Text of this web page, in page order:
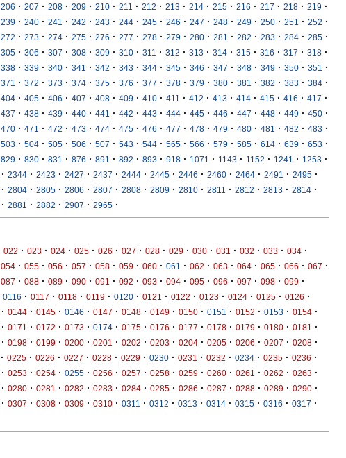
206 · 207 · 208 · 209 · 210 · 211 · 212 · 213 · 214 · 215 · 216 · 217 · 218 · 219 ·
239 · 240 · 241 · 242 · 243 · 244 · 245 · 246 · 247 · 248 · 249 · 250 · 251 · 252 ·
272 · 273 · 274 · 275 · 276 · 277 · 278 · 279 · 280 · 281 · 282 · 283 · 284 · 285 ·
305 · 306 · 307 · 308 · 309 · 310 · 311 · 312 · 313 · 314 · 315 · 316 · 317 · 318 ·
338 · 339 · 340 · 341 · 342 · 343 · 344 · 345 · 346 · 347 · 348 · 349 · 350 · 351 ·
371 · 372 · 373 · 374 · 375 · 376 · 377 · 378 · 379 · 380 · 381 · 382 · 383 · 384 ·
404 · 405 · 406 · 407 · 408 · 409 · 410 · 411 · 412 · 413 · 414 · 415 · 416 · 417 ·
437 · 438 · 439 · 440 · 441 · 442 · 443 · 444 · 445 · 446 · 447 · 448 · 449 · 450 ·
470 · 471 · 472 · 473 · 474 · 475 · 476 · 477 · 478 · 479 · 480 · 481 · 482 · 483 ·
503 · 504 · 505 · 506 · 507 · 543 · 544 · 565 · 566 · 579 · 585 · 614 · 639 · 653 ·
829 · 830 · 831 · 876 · 891 · 892 · 893 · 918 · 1071 · 1143 · 1152 · 1241 · 1253 ·
· 2344 · 2423 · 2427 · 2437 · 2444 · 2445 · 2446 · 2460 · 2464 · 2491 · 2495 ·
· 2804 · 2805 · 2806 · 2807 · 2808 · 2809 · 2810 · 2811 · 2812 · 2813 · 2814 ·
· 2881 · 2882 · 2907 · 2965 ·
022 · 023 · 024 · 025 · 026 · 027 · 028 · 029 · 030 · 031 · 032 · 033 · 034 ·
054 · 055 · 056 · 057 · 058 · 059 · 060 · 061 · 062 · 063 · 064 · 065 · 066 · 067 ·
087 · 088 · 089 · 090 · 091 · 092 · 093 · 094 · 095 · 096 · 097 · 098 · 099 ·
0116 · 0117 · 0118 · 0119 · 0120 · 0121 · 0122 · 0123 · 0124 · 0125 · 0126 ·
· 0144 · 0145 · 0146 · 0147 · 0148 · 0149 · 0150 · 0151 · 0152 · 0153 · 0154 ·
· 0171 · 0172 · 0173 · 0174 · 0175 · 0176 · 0177 · 0178 · 0179 · 0180 · 0181 ·
· 0198 · 0199 · 0200 · 0201 · 0202 · 0203 · 0204 · 0205 · 0206 · 0207 · 0208 ·
· 0225 · 0226 · 0227 · 0228 · 0229 · 0230 · 0231 · 0232 · 0234 · 0235 · 0236 ·
· 0253 · 0254 · 0255 · 0256 · 0257 · 0258 · 0259 · 0260 · 0261 · 0262 · 0263 ·
· 0280 · 0281 · 0282 · 0283 · 0284 · 0285 · 0286 · 0287 · 0288 · 0289 · 0290 ·
· 0307 · 0308 · 0309 · 0310 · 0311 · 0312 · 0313 · 0314 · 0315 · 0316 · 0317 ·